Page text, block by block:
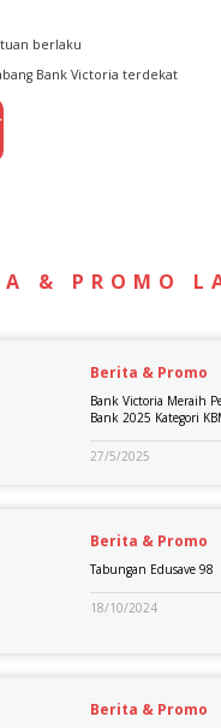
berlaku
Bank Victoria terdekat
& PROMO
Berita & Promo
Bank Victoria Meraih
Bank 2025 Kategori
27/5/2025
Berita & Promo
Tabungan Edusave 98
18/10/2024
Berita & Promo